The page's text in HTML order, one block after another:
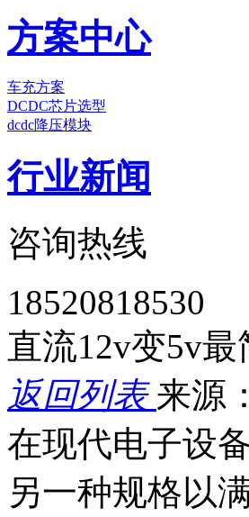
方案中心
车充方案
DCDC芯片选型
dcdc降压模块
行业新闻
咨询热线
18520818530
直流12v变5v
返回列表来源
在现代电子设
另一种规格以